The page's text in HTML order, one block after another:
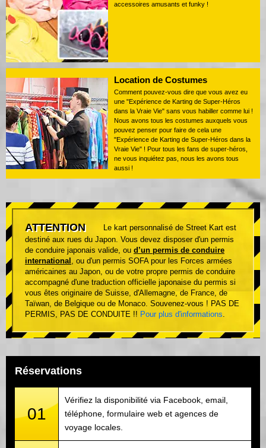
accessoires amusants et funky !
Location de Costumes
Comment pouvez-vous dire que vous avez eu
une "Expérience de Karting de Super-Héros
dans la Vraie Vie" sans vous habiller comme lui !
Nous avons tous les costumes auxquels vous
pouvez penser pour faire de cela une
"Expérience de Karting de Super-Héros dans la
Vraie Vie" ! Pour tous les fans de super-héros,
ne vous inquiétez pas, nous les avons tous
aussi !
ATTENTION
Le kart personnalisé de Street Kart est
destiné aux rues du Japon. Vous devez disposer d'un permis
de conduire japonais valide, ou d’un permis de conduire
international , ou d'un permis SOFA pour les Forces armées
américaines au Japon, ou de votre propre permis de conduire
accompagné d'une traduction officielle japonaise du permis si
vous êtes originaire de Suisse, d'Allemagne, de France, de
Taïwan, de Belgique ou de Monaco. Souvenez-vous ! PAS DE
PERMIS, PAS DE CONDUITE !! Pour plus d'informations.
Réservations
01
Vérifiez la disponibilité via Facebook, email,
téléphone, formulaire web et agences de
voyage locales.